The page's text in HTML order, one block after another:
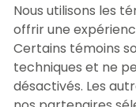
Nous utilisons les
offrir une
Certains témoins
techniques et ne
désactivés. Les